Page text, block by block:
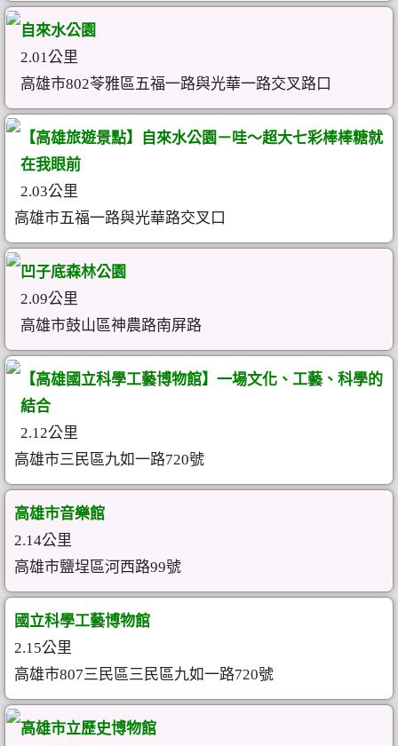
自來水公園
2.01公里
高雄市802苓雅區五福一路與光華一路交叉路口
【高雄旅遊景點】自來水公園－哇～超大七彩棒棒糖就
在我眼前
2.03公里
高雄市五福一路與光華路交叉口
凹子底森林公園
2.09公里
高雄市鼓山區神農路南屏路
【高雄國立科學工藝博物館】一場文化、工藝、科學的
結合
2.12公里
高雄市三民區九如一路720號
高雄市音樂館
2.14公里
高雄市鹽埕區河西路99號
國立科學工藝博物館
2.15公里
高雄市807三民區三民區九如一路720號
高雄市立歷史博物館